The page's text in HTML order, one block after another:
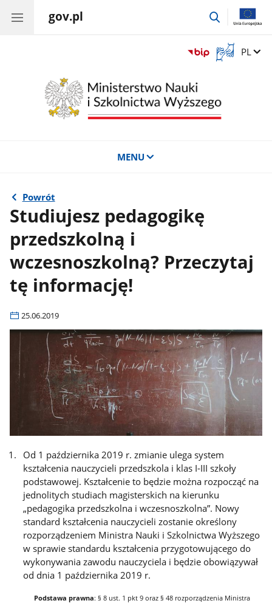
gov.pl
przejdź
Otwórz
okno
języka
migowego
Zmień
PL
MENU
Powrót
Studiujesz pedagogikę
przedszkolną i
wczesnoszkolną? Przeczytaj
tę informację!
25.06.2019
Od 1 października 2019 r. zmianie ulega system
kształcenia nauczycieli przedszkola i klas I-III szkoły
podstawowej. Kształcenie to będzie można rozpocząć na
jednolitych studiach magisterskich na kierunku
„pedagogika przedszkolna i wczesnoszkolna”. Nowy
standard kształcenia nauczycieli zostanie określony
rozporządzeniem Ministra Nauki i Szkolnictwa Wyższego
w sprawie standardu kształcenia przygotowującego do
wykonywania zawodu nauczyciela i będzie obowiązywał
od dnia 1 października 2019 r.
Podstawa prawna: § 8 ust. 1 pkt 9 oraz § 48 rozporządzenia Ministra